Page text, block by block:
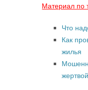
Материал по
Что
Как
жилья
жертвой